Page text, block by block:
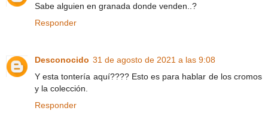
Sabe alguien en granada donde venden..?
Responder
Desconocido 31 de agosto de 2021 a las 9:08
Y esta tontería aquí???? Esto es para hablar de los cromos
y la colección.
Responder